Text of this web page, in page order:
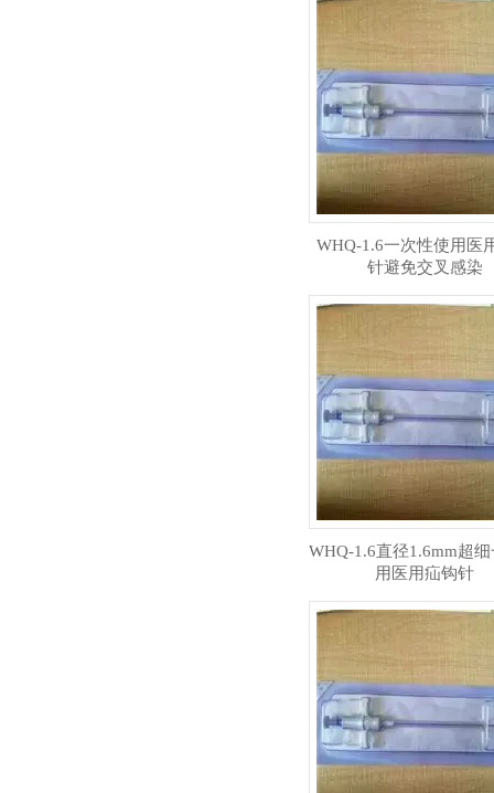
WHQ-1.6一次性使用医
针避免交叉感染
WHQ-1.6直径1.6mm超
用医用疝钩针